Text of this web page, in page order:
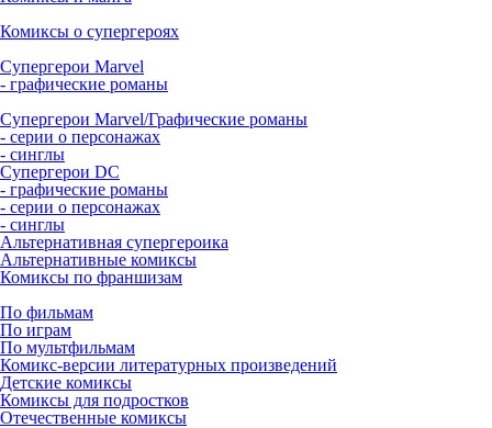
Комиксы о супергероях
Супергерои Marvel
- графические романы
Супергерои Marvel/Графические романы
- серии о персонажах
- синглы
Супергерои DC
- графические романы
- серии о персонажах
- синглы
Альтернативная супергероика
Альтернативные комиксы
Комиксы по франшизам
По фильмам
По играм
По мультфильмам
Комикс-версии литературных произведений
Детские комиксы
Комиксы для подростков
Отечественные комиксы